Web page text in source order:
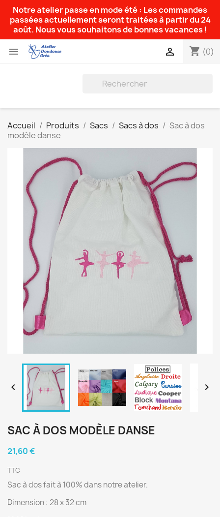
Notre atelier passe en mode été : Les commandes
passées actuellement seront traitées à partir du 24
août. Nous vous souhaitons de bonnes vacances !
 shopping_cart (0)

Accueil Produits Sacs Sacs à dos
Sac à dos
modèle danse
 
SAC À DOS MODÈLE DANSE
21,60 €
TTC
Sac à dos fait à 100% dans notre atelier.
Dimension : 28 x 32 cm